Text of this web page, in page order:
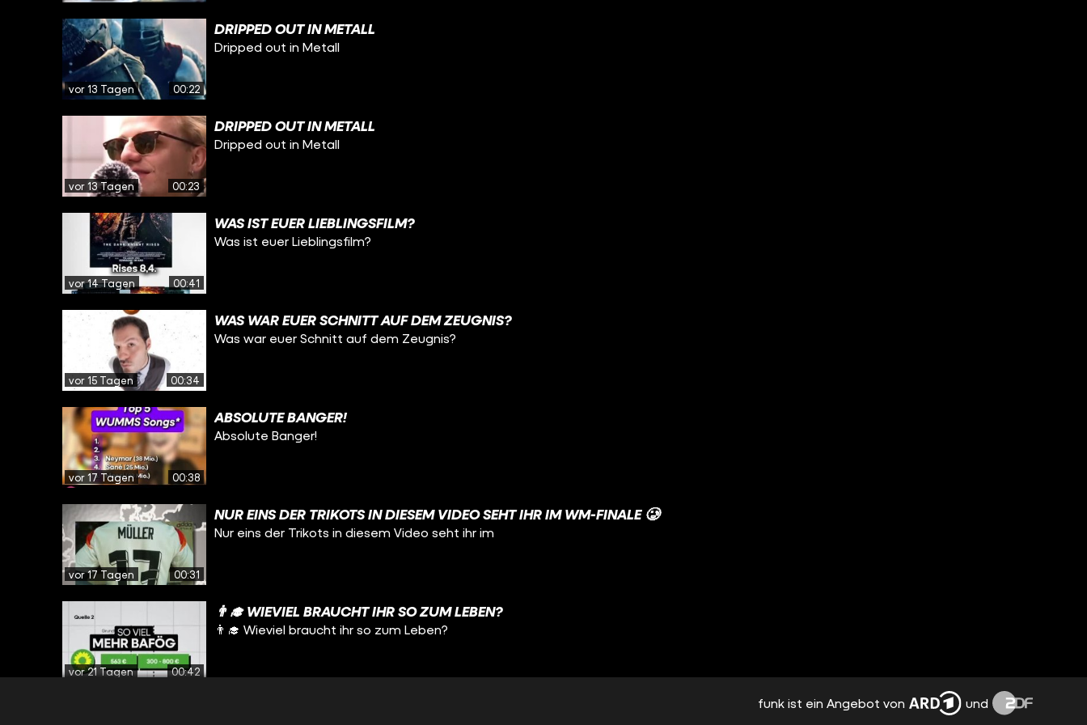
vor 13 Tagen 00:22
DRIPPED OUT IN METALL
Dripped out in Metall
vor 13 Tagen 00:23
DRIPPED OUT IN METALL
Dripped out in Metall
vor 14 Tagen 00:41
WAS IST EUER LIEBLINGSFILM?
Was ist euer Lieblingsfilm?
vor 15 Tagen 00:34
WAS WAR EUER SCHNITT AUF DEM ZEUGNIS?
Was war euer Schnitt auf dem Zeugnis?
vor 17 Tagen 00:38
ABSOLUTE BANGER!
Absolute Banger!
vor 17 Tagen 00:31
NUR EINS DER TRIKOTS IN DIESEM VIDEO SEHT IHR IM WM-FINALE 🥲
Nur eins der Trikots in diesem Video seht ihr im
vor 21 Tagen 00:42
👨‍🎓 WIEVIEL BRAUCHT IHR SO ZUM LEBEN?
👨‍🎓 Wieviel braucht ihr so zum Leben?
funk ist ein Angebot von und